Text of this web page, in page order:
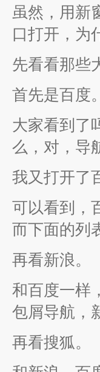
虽然，用新
口打开，为
先看看那些
首先是百度。
大家看到了
么，对，导
我又打开了
可以看到，
而下面的列
再看新浪。
和百度一样
包屑导航，
再看搜狐。